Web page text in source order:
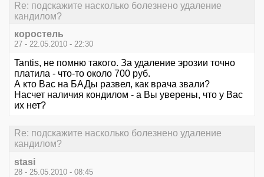
Re: подскажите насколько болезнено удаление
кандилом?
коростель
27 - 22.05.2010 - 22:30
Tantis, не помню такого. За удаление эрозии точно
платила - что-то около 700 руб.
А кто Вас на БАДы развел, как врача звали?
Насчет наличия кондилом - а Вы уверены, что у Вас
их нет?
Re: подскажите насколько болезнено удаление
кандилом?
stasi
28 - 25.05.2010 - 08:45